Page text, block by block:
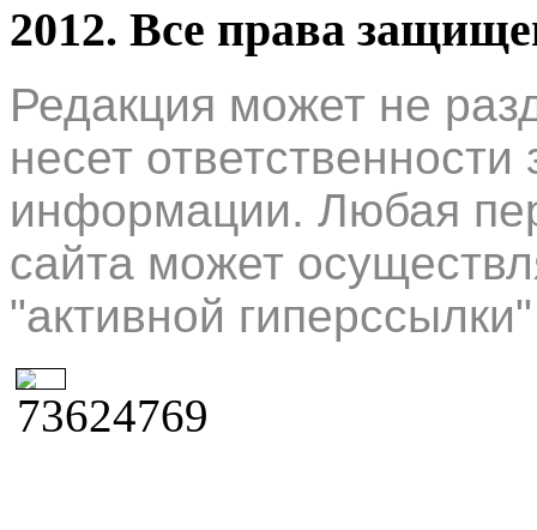
2012. Все права
Редакция может не
несет
информации. Любая
сайта может
"активной